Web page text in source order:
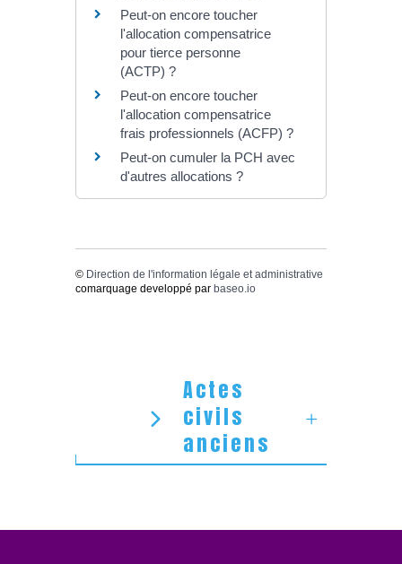
Peut-on encore toucher
l'allocation compensatrice
pour tierce personne
(ACTP) ?
Peut-on encore toucher
l'allocation compensatrice
frais professionnels (ACFP) ?
Peut-on cumuler la PCH avec
d'autres allocations ?
© Direction de l'information légale et administrative
comarquage developpé par baseo.io
Actes
civils
anciens